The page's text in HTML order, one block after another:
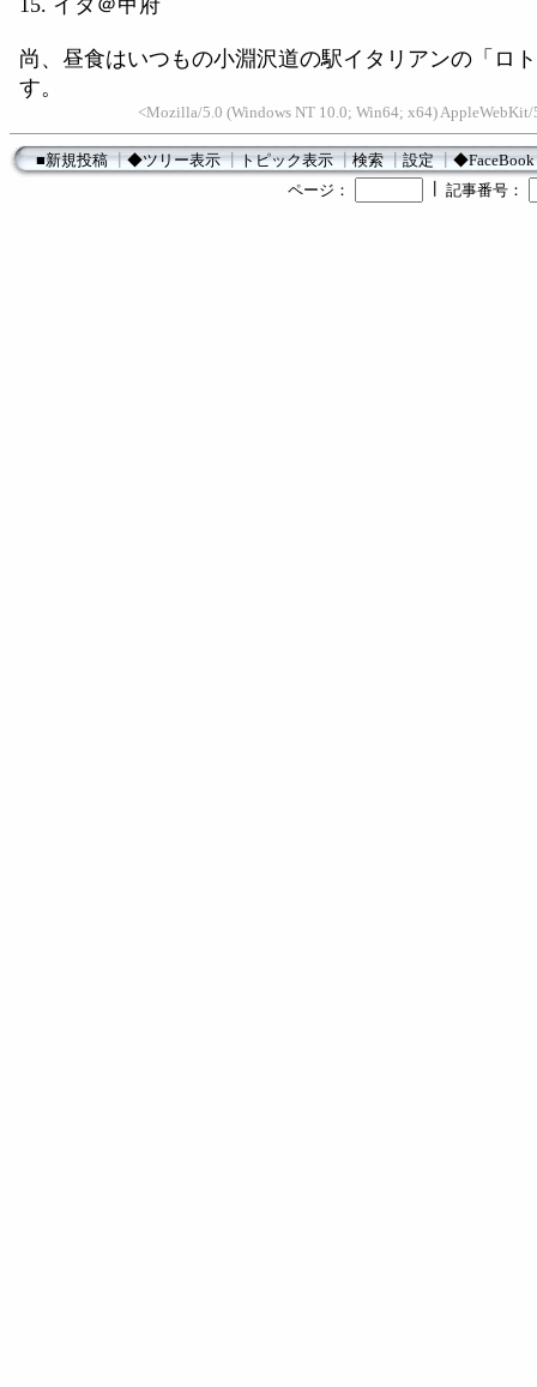
15. イタ＠甲府
尚、昼食はいつもの小淵沢道の駅イタリアンの「ロ
す。
<Mozilla/5.0 (Windows NT 10.0; Win64; x64)
■新規投稿┃◆ツリー表示┃トピック表示┃検索┃設定┃◆FaceBook
ページ：
記事番号：